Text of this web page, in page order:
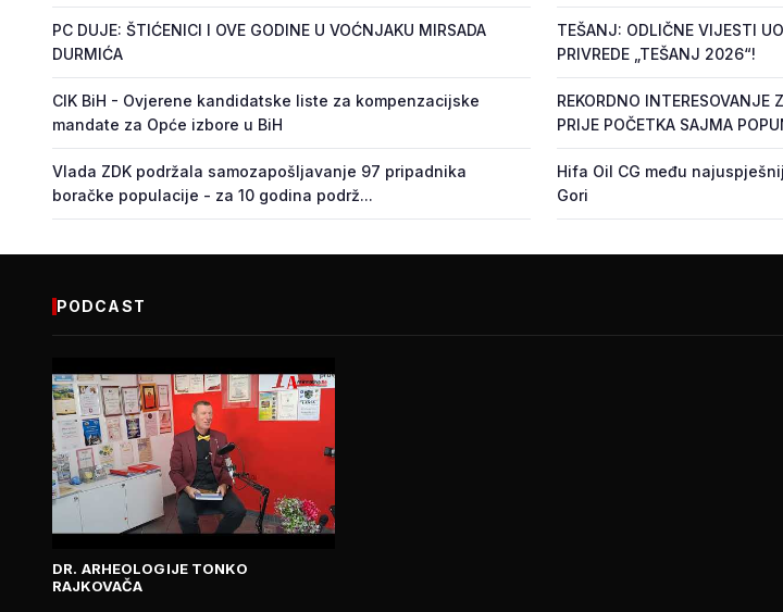
PC DUJE: ŠTIĆENICI I OVE GODINE U VOĆNJAKU MIRSADA
DURMIĆA
CIK BiH - Ovjerene kandidatske liste za kompenzacijske
mandate za Opće izbore u BiH
Vlada ZDK podržala samozapošljavanje 97 pripadnika
boračke populacije - za 10 godina podrž...
TEŠANJ: ODLIČNE VIJESTI
PRIVREDE „TEŠANJ 2026“!
REKORDNO INTERESOVANJE
PRIJE POČETKA SAJMA
Hifa Oil CG među
Gori
PODCAST
DR. ARHEOLOGIJE TONKO
RAJKOVAČA